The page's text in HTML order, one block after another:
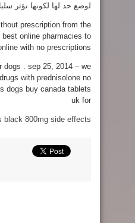
لوضع حد لها لكونها تؤثر
prescription from the
online pharmacies to
with no prescriptions.
dogs . sep 25, 2014 – we
with prednisolone no
dogs buy canada tablets
uk for
black 800mg side effects